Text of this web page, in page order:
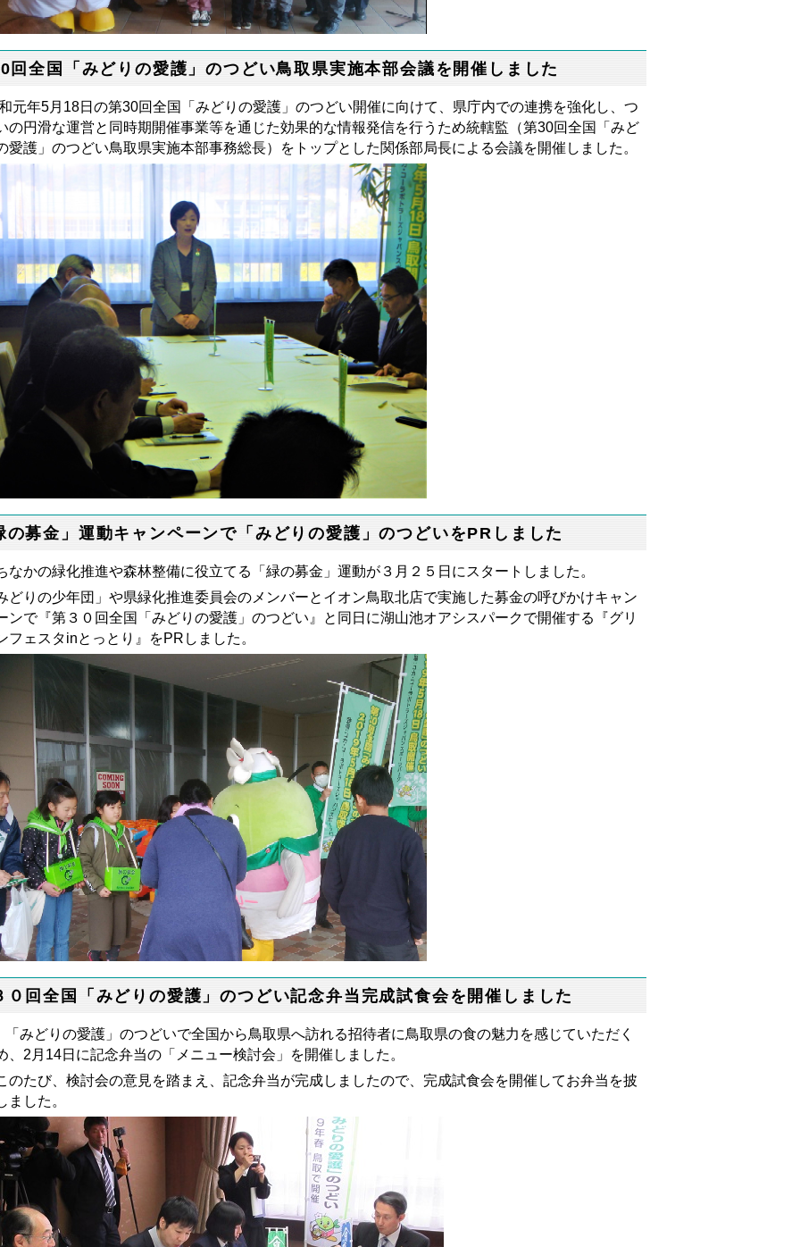
回全国「みどりの愛護」のつどい鳥取県実施本部会議を開催しました
元年5月18日の第30回全国「みどりの愛護」のつどい開催に向けて、県庁内での連携を強化し、つ
の円滑な運営と同時期開催事業等を通じた効果的な情報発信を行うため統轄監（第30回全国「みど
愛護」のつどい鳥取県実施本部事務総長）をトップとした関係部局長による会議を開催しました。
の募金」運動キャンペーンで「みどりの愛護」のつどいをPRしました
なかの緑化推進や森林整備に役立てる「緑の募金」運動が３月２５日にスタートしました。
どりの少年団」や県緑化推進委員会のメンバーとイオン鳥取北店で実施した募金の呼びかけキャン
ンで『第３０回全国「みどりの愛護」のつどい』と同日に湖山池オアシスパークで開催する『グリ
フェスタinとっとり』をPRしました。
０回全国「みどりの愛護」のつどい記念弁当完成試食会を開催しました
どりの愛護」のつどいで全国から鳥取県へ訪れる招待者に鳥取県の食の魅力を感じていただく
、2月14日に記念弁当の「メニュー検討会」を開催しました。
たび、検討会の意見を踏まえ、記念弁当が完成しましたので、完成試食会を開催してお弁当を披
ました。